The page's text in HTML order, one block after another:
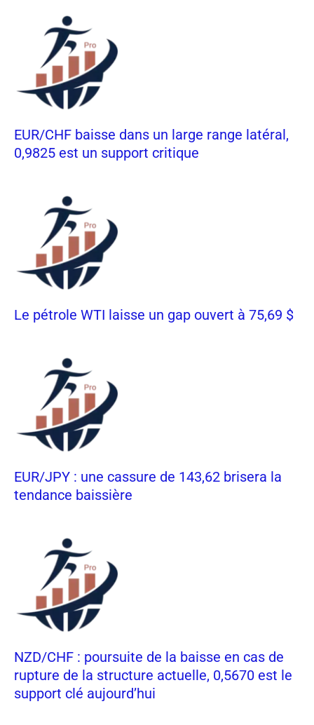
EUR/CHF baisse dans un large range latéral,
0,9825 est un support critique
Le pétrole WTI laisse un gap ouvert à 75,69 $
EUR/JPY : une cassure de 143,62 brisera la
tendance baissière
NZD/CHF : poursuite de la baisse en cas de
rupture de la structure actuelle, 0,5670 est le
support clé aujourd’hui